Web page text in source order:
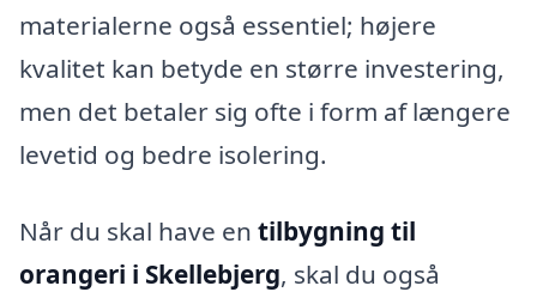
materialerne også essentiel; højere
kvalitet kan betyde en større investering,
men det betaler sig ofte i form af længere
levetid og bedre isolering.
Når du skal have en tilbygning til
orangeri i Skellebjerg, skal du også